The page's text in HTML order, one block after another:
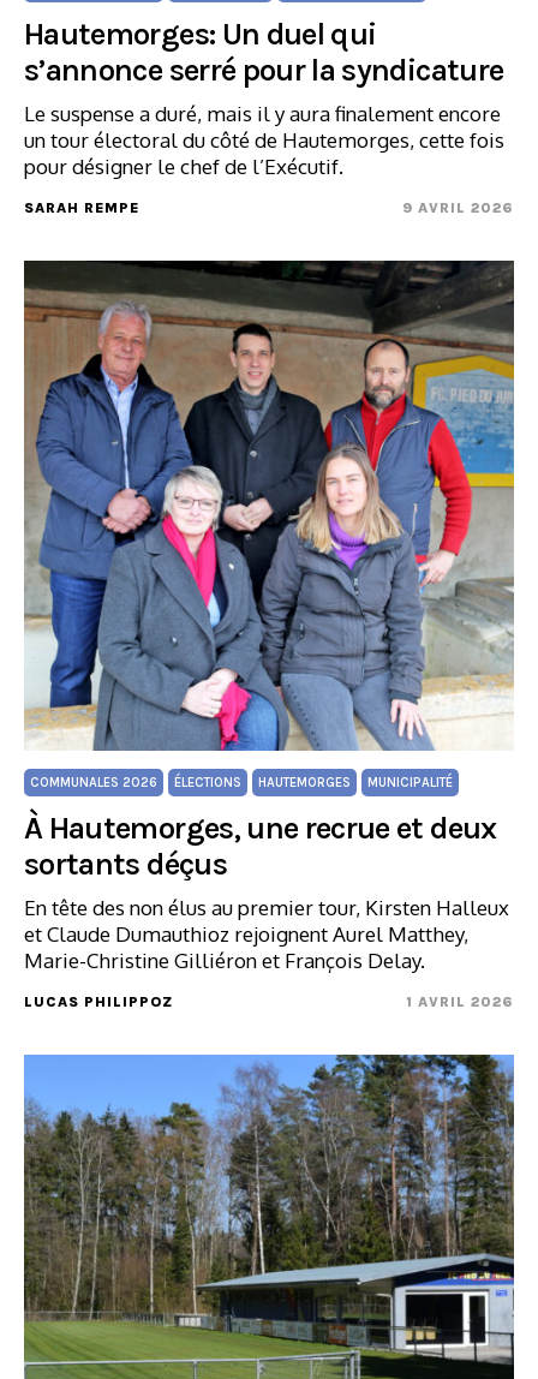
Hautemorges: Un duel qui
s’annonce serré pour la syndicature
Le suspense a duré, mais il y aura finalement encore
un tour électoral du côté de Hautemorges, cette fois
pour désigner le chef de l’Exécutif.
SARAH REMPE 9 AVRIL 2026
COMMUNALES 2026 ÉLECTIONS HAUTEMORGES MUNICIPALITÉ
À Hautemorges, une recrue et deux
sortants déçus
En tête des non élus au premier tour, Kirsten Halleux
et Claude Dumauthioz rejoignent Aurel Matthey,
Marie-Christine Gilliéron et François Delay.
LUCAS PHILIPPOZ 1 AVRIL 2026